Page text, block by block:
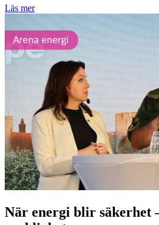
När energi blir säkerhet
verklighet